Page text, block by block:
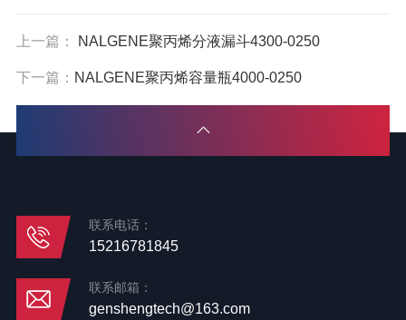
上一篇： NALGENE聚丙烯分液漏斗4300-0250
下一篇： NALGENE聚丙烯容量瓶4000-0250
联系电话：
15216781845
联系邮箱：
genshengtech@163.com